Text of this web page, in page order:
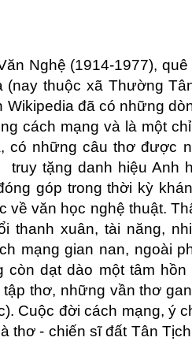
Nghệ (1914-1977), quê
(nay thuộc xã Thường
Wikipedia đã có những
cách mạng và là một
có những câu thơ được
tặng danh hiệu Anh
góp trong thời kỳ
về văn học nghệ thuật.
thanh xuân, tài năng,
mạng gian nan, ngoài
còn dạt dào một tâm
thơ, những vần thơ
Cuộc đời cách mạng, ý
thơ - chiến sĩ đất Tân